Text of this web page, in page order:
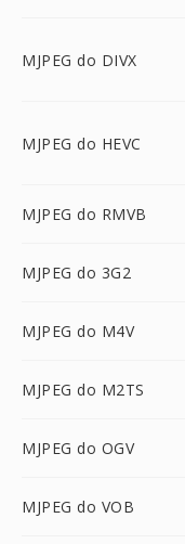
MJPEG do DIVX
MJPEG do HEVC
MJPEG do RMVB
MJPEG do 3G2
MJPEG do M4V
MJPEG do M2TS
MJPEG do OGV
MJPEG do VOB